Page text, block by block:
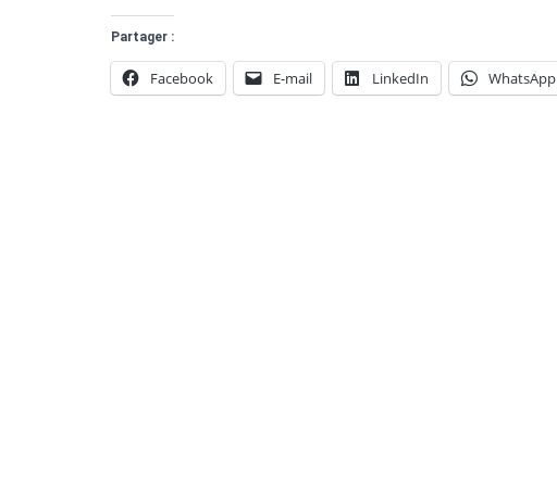
Partager :
Facebook E-mail LinkedIn WhatsApp